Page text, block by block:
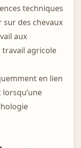
techniques
des chevaux
aux
agricole
en lien